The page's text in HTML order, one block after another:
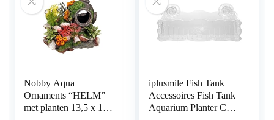
Nobby Aqua
Ornaments “HELM”
met planten 13,5 x 11 x
iplusmile Fish Tank
Accessoires Fish Tank
Aquarium Planter Cup